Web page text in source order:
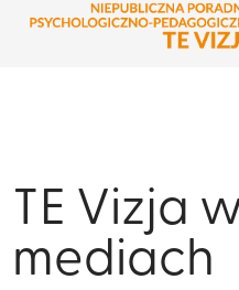
TE Vizja
mediach